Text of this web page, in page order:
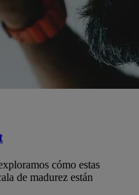
cómo estas
de madurez están